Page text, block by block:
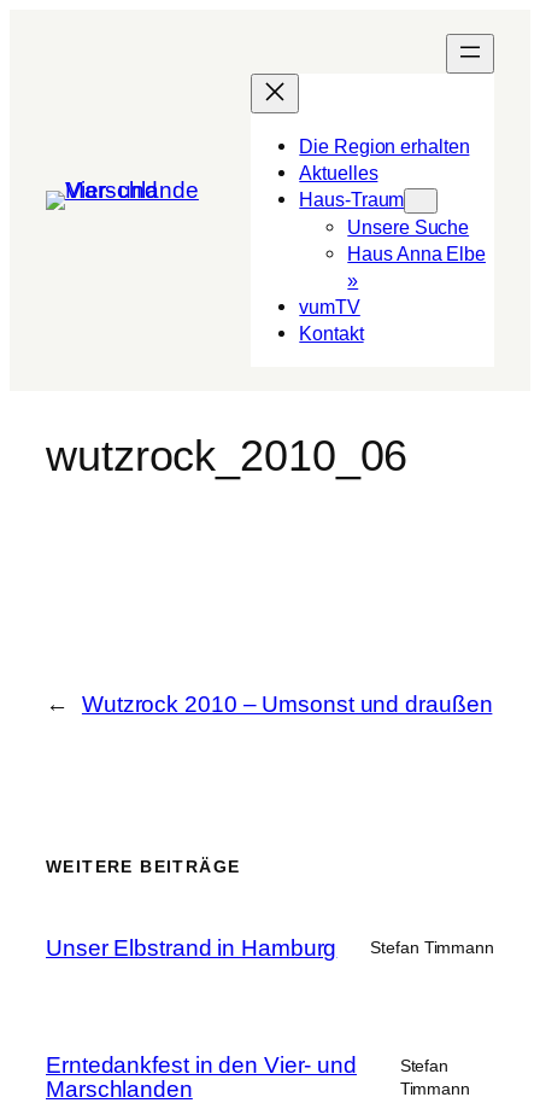
Die Region erhalten
Aktuelles
Haus-Traum
Unsere Suche
Haus Anna Elbe
»
vumTV
Kon­takt
wutzrock_2010_06
← Wutzrock 2010 – Umsonst und draußen
WEITERE BEITRÄGE
Unser Elbstrand in Hamburg Stefan Timmann
Erntedankfest in den Vier- und
Marschlanden
Stefan
Timmann